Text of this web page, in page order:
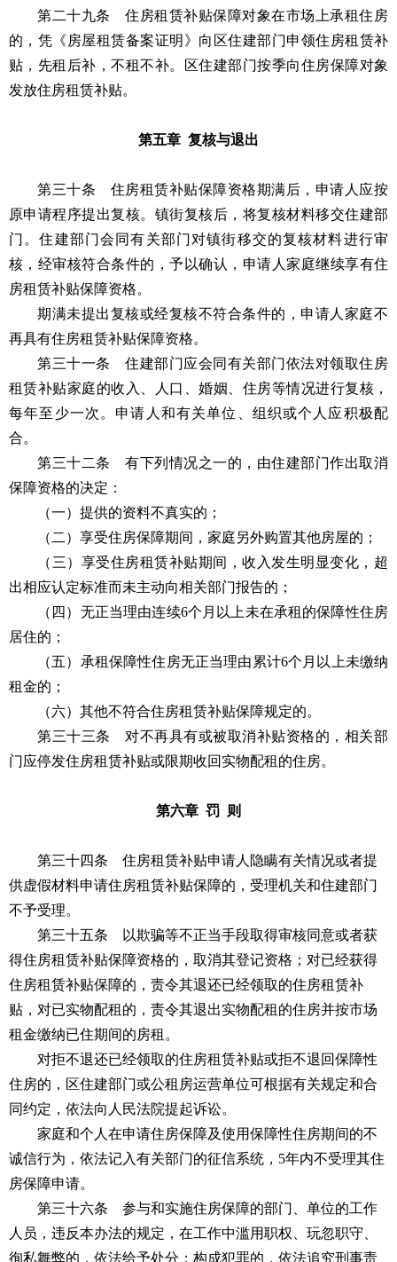
第二十九条 住房租赁补贴保障对象在市场上承租住房
的，凭《房屋租赁备案证明》向区住建部门申领住房租赁补
贴，先租后补，不租不补。区住建部门按季向住房保障对象
发放住房租赁补贴。
第五章 复核与退出
第三十条 住房租赁补贴保障资格期满后，申请人应按
原申请程序提出复核。镇街复核后，将复核材料移交住建部
门。住建部门会同有关部门对镇街移交的复核材料进行审
核，经审核符合条件的，予以确认，申请人家庭继续享有住
房租赁补贴保障资格。
期满未提出复核或经复核不符合条件的，申请人家庭不
再具有住房租赁补贴保障资格。
第三十一条 住建部门应会同有关部门依法对领取住房
租赁补贴家庭的收入、人口、婚姻、住房等情况进行复核，
每年至少一次。申请人和有关单位、组织或个人应积极配
合。
第三十二条 有下列情况之一的，由住建部门作出取消
保障资格的决定：
（一）提供的资料不真实的；
（二）享受住房保障期间，家庭另外购置其他房屋的；
（三）享受住房租赁补贴期间，收入发生明显变化，超
出相应认定标准而未主动向相关部门报告的；
（四）无正当理由连续6个月以上未在承租的保障性住房
居住的；
（五）承租保障性住房无正当理由累计6个月以上未缴纳
租金的；
（六）其他不符合住房租赁补贴保障规定的。
第三十三条 对不再具有或被取消补贴资格的，相关部
门应停发住房租赁补贴或限期收回实物配租的住房。
第六章 罚 则
第三十四条 住房租赁补贴申请人隐瞒有关情况或者提
供虚假材料申请住房租赁补贴保障的，受理机关和住建部门
不予受理。
第三十五条 以欺骗等不正当手段取得审核同意或者获
得住房租赁补贴保障资格的，取消其登记资格；对已经获得
住房租赁补贴保障的，责令其退还已经领取的住房租赁补
贴，对已实物配租的，责令其退出实物配租的住房并按市场
租金缴纳已住期间的房租。
对拒不退还已经领取的住房租赁补贴或拒不退回保障性
住房的，区住建部门或公租房运营单位可根据有关规定和合
同约定，依法向人民法院提起诉讼。
家庭和个人在申请住房保障及使用保障性住房期间的不
诚信行为，依法记入有关部门的征信系统，5年内不受理其住
房保障申请。
第三十六条 参与和实施住房保障的部门、单位的工作
人员，违反本办法的规定，在工作中滥用职权、玩忽职守、
徇私舞弊的，依法给予处分；构成犯罪的，依法追究刑事责